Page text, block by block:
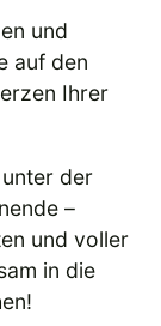
und
auf den
Ihrer
der
–
und voller
in die